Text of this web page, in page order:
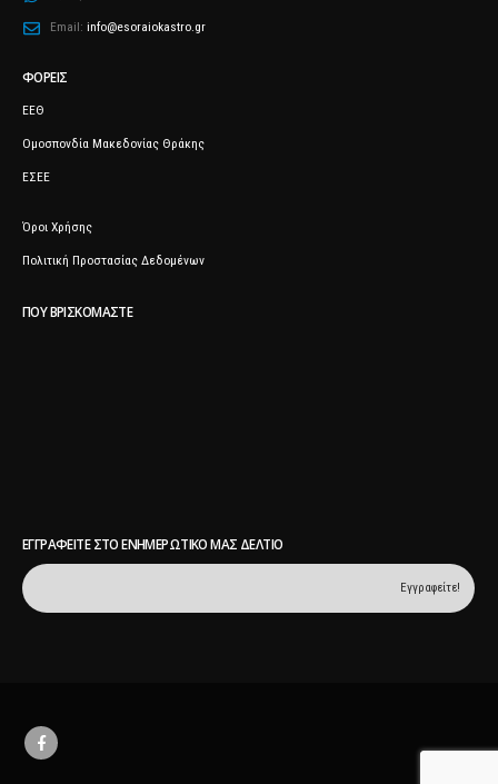
Email: info@esoraiokastro.gr
ΦΟΡΕΊΣ
ΕΕΘ
Ομοσπονδία Μακεδονίας Θράκης
ΕΣΕΕ
Όροι Χρήσης
Πολιτική Προστασίας Δεδομένων
ΠΟΥ ΒΡΙΣΚΌΜΑΣΤΕ
ΕΓΓΡΑΦΕΊΤΕ ΣΤΟ ΕΝΗΜΕΡΩΤΙΚΌ ΜΑΣ ΔΕΛΤΊΟ